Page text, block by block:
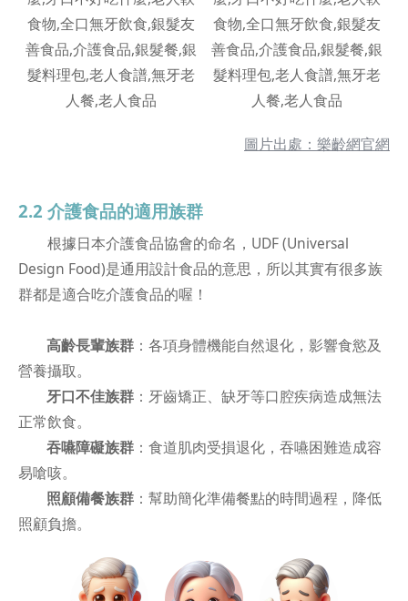
圖片出處：樂齡網官網
2.2 介護食品的適用族群
根據日本介護食品協會的命名，UDF (Universal
Design Food)是通用設計食品的意思，所以其實有很多族
群都是適合吃介護食品的喔！
高齡長輩族群 ：各項身體機能自然退化，影響食慾及
營養攝取。
牙口不佳族群 ：牙齒矯正、缺牙等口腔疾病造成無法
正常飲食。
吞嚥障礙族群 ：食道肌肉受損退化，吞嚥困難造成容
易嗆咳。
照顧備餐族群 ：幫助簡化準備餐點的時間過程，降低
照顧負擔。